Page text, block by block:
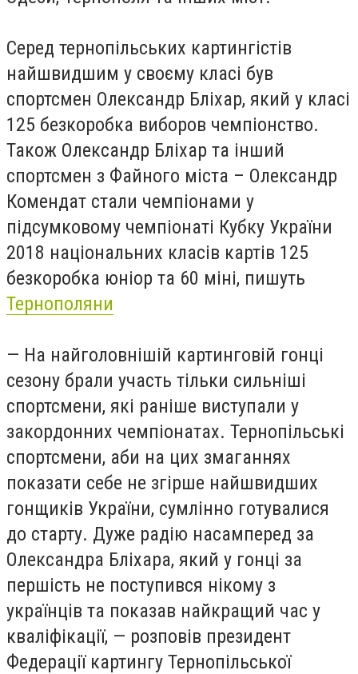
Серед тернопільських картингістів
найшвидшим у своєму класі був
спортсмен Олександр Бліхар, який у класі
125 безкоробка виборов чемпіонство.
Також Олександр Бліхар та інший
спортсмен з Файного міста – Олександр
Комендат стали чемпіонами у
підсумковому чемпіонаті Кубку України
2018 національних класів картів 125
безкоробка юніор та 60 міні, пишуть
Тернополяни
— На найголовнішій картинговій гонці
сезону брали участь тільки сильніші
спортсмени, які раніше виступали у
закордонних чемпіонатах. Тернопільські
спортсмени, аби на цих змаганнях
показати себе не згірше найшвидших
гонщиків України, сумлінно готувалися
до старту. Дуже радію насамперед за
Олександра Бліхара, який у гонці за
першість не поступився нікому з
українців та показав найкращий час у
кваліфікації, — розповів президент
Федерації картингу Тернопільської